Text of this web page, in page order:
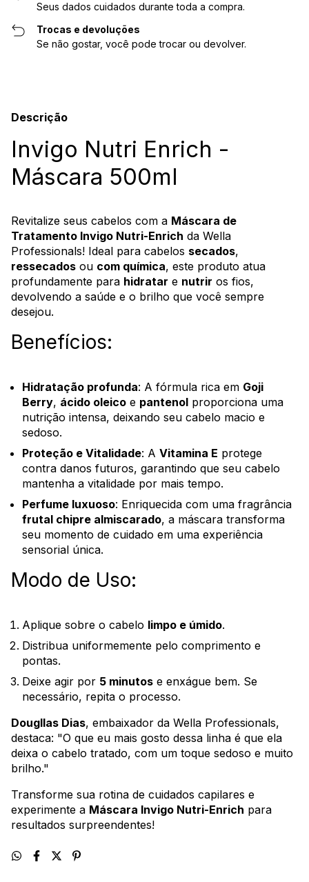
Seus dados cuidados durante toda a compra.
Trocas e devoluções
Se não gostar, você pode trocar ou devolver.
Descrição
Invigo Nutri Enrich -
Máscara 500ml
Revitalize seus cabelos com a Máscara de
Tratamento Invigo Nutri-Enrich da Wella
Professionals! Ideal para cabelos secados,
ressecados ou com química, este produto atua
profundamente para hidratar e nutrir os fios,
devolvendo a saúde e o brilho que você sempre
desejou.
Benefícios:
Hidratação profunda: A fórmula rica em Goji
Berry, ácido oleico e pantenol proporciona uma
nutrição intensa, deixando seu cabelo macio e
sedoso.
Proteção e Vitalidade: A Vitamina E protege
contra danos futuros, garantindo que seu cabelo
mantenha a vitalidade por mais tempo.
Perfume luxuoso: Enriquecida com uma fragrância
frutal chipre almiscarado, a máscara transforma
seu momento de cuidado em uma experiência
sensorial única.
Modo de Uso:
Aplique sobre o cabelo limpo e úmido.
Distribua uniformemente pelo comprimento e
pontas.
Deixe agir por 5 minutos e enxágue bem. Se
necessário, repita o processo.
Dougllas Dias, embaixador da Wella Professionals,
destaca: "O que eu mais gosto dessa linha é que ela
deixa o cabelo tratado, com um toque sedoso e muito
brilho."
Transforme sua rotina de cuidados capilares e
experimente a Máscara Invigo Nutri-Enrich para
resultados surpreendentes!